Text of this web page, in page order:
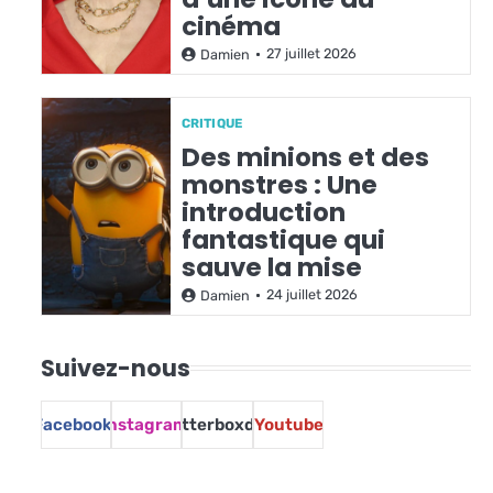
cinéma
Damien 27 juillet 2026
CRITIQUE
Des minions et des
monstres : Une
introduction
fantastique qui
sauve la mise
Damien 24 juillet 2026
Suivez-nous
FacebookInstagramLetterboxdYoutube